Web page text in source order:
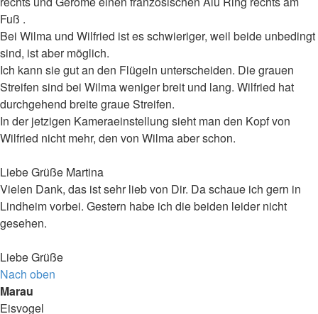
Fuß .
Bei Wilma und Wilfried ist es schwieriger, weil beide unbedingt
sind, ist aber möglich.
Ich kann sie gut an den Flügeln unterscheiden. Die grauen
Streifen sind bei Wilma weniger breit und lang. Wilfried hat
durchgehend breite graue Streifen.
In der jetzigen Kameraeinstellung sieht man den Kopf von
Wilfried nicht mehr, den von Wilma aber schon.
Liebe Grüße Martina
Vielen Dank, das ist sehr lieb von Dir. Da schaue ich gern in
Lindheim vorbei. Gestern habe ich die beiden leider nicht
gesehen.
Liebe Grüße
Nach oben
Marau
Eisvogel